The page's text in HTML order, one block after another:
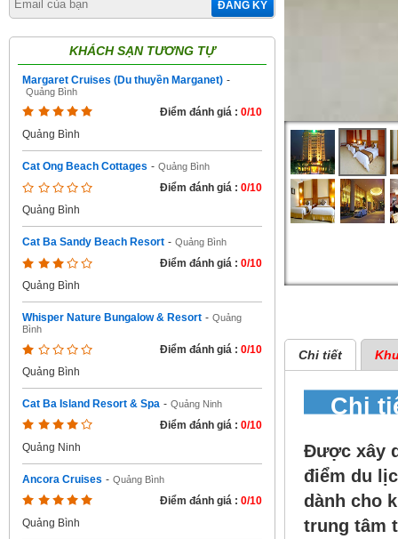
ĐĂNG KÝ
KHÁCH SẠN TƯƠNG TỰ
Margaret Cruises (Du thuyền Marganet) -
Quảng Bình
Điểm đánh giá : 0/10
Quảng Bình
Cat Ong Beach Cottages - Quảng Bình
Điểm đánh giá : 0/10
Quảng Bình
Cat Ba Sandy Beach Resort - Quảng Bình
Điểm đánh giá : 0/10
Quảng Bình
Whisper Nature Bungalow & Resort - Quảng
Bình
Điểm đánh giá : 0/10
Quảng Bình
Cat Ba Island Resort & Spa - Quảng Ninh
Điểm đánh giá : 0/10
Quảng Ninh
Ancora Cruises - Quảng Bình
Điểm đánh giá : 0/10
Quảng Bình
Chi tiết
Chi
Được xây
điểm du
dành cho
trung tâm